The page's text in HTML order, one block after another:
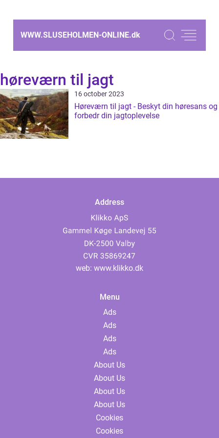
WWW.SLUSEHOLMEN-ONLINE.dk
høreværn til jagt
16 october 2023
Høreværn til jagt - Beskyt din høresans og
forbedr din jagtoplevelse
Address
web: www.klikko.dk
Menu
Ads
Ads
Ads
Ads
About Us
About Us
About Us
About Us
Cookies
Cookies